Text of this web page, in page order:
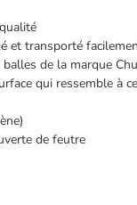
et transporté
de la marque
qui ressemble à
de feutre